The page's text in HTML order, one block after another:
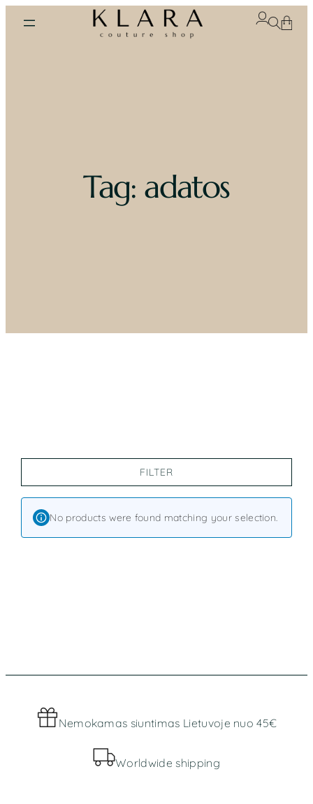
Tag: adatos
FILTER
No products were found matching your selection.
Nemokamas siuntimas Lietuvoje nuo 45€
Worldwide shipping